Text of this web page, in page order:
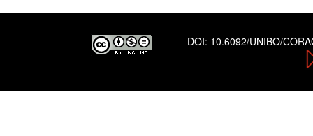
DOI: 10.6092/UNIBO/